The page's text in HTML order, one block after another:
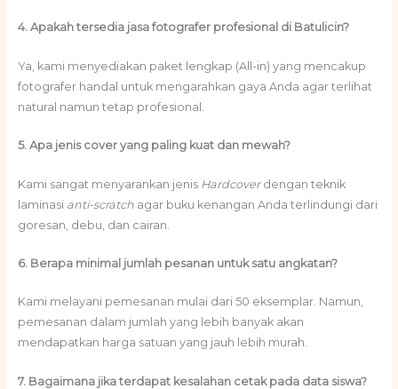
4. Apakah tersedia jasa fotografer profesional di Batulicin?
Ya, kami menyediakan paket lengkap (All-in) yang mencakup
fotografer handal untuk mengarahkan gaya Anda agar terlihat
natural namun tetap profesional.
5. Apa jenis cover yang paling kuat dan mewah?
Kami sangat menyarankan jenis Hardcoverdengan teknik
laminasi anti-scratchagar buku kenangan Anda terlindungi dari
goresan, debu, dan cairan.
6. Berapa minimal jumlah pesanan untuk satu angkatan?
Kami melayani pemesanan mulai dari 50 eksemplar. Namun,
pemesanan dalam jumlah yang lebih banyak akan
mendapatkan harga satuan yang jauh lebih murah.
7. Bagaimana jika terdapat kesalahan cetak pada data siswa?